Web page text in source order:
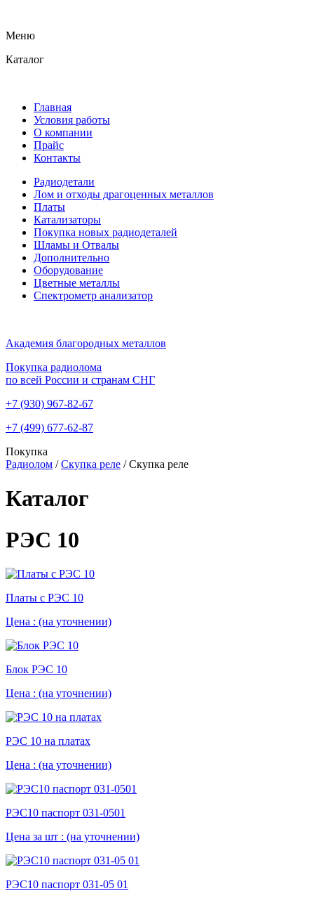
Меню
Каталог
Главная
Условия работы
О компании
Прайс
Контакты
Радиодетали
Лом и отходы драгоценных металлов
Платы
Катализаторы
Покупка новых радиодеталей
Шламы и Отвалы
Дополнительно
Оборудование
Цветные металлы
Спектрометр анализатор
Академия благородных металлов
Покупка радиолома
по всей России и странам СНГ
+7 (930) 967-82-67
+7 (499) 677-62-87
Покупка
Радиолом / Скупка реле / Скупка реле
Каталог
РЭС 10
Платы с РЭС 10
Цена : (на уточнении)
Блок РЭС 10
Цена : (на уточнении)
РЭС 10 на платах
Цена : (на уточнении)
РЭС10 паспорт 031-0501
Цена за шт : (на уточнении)
РЭС10 паспорт 031-05 01